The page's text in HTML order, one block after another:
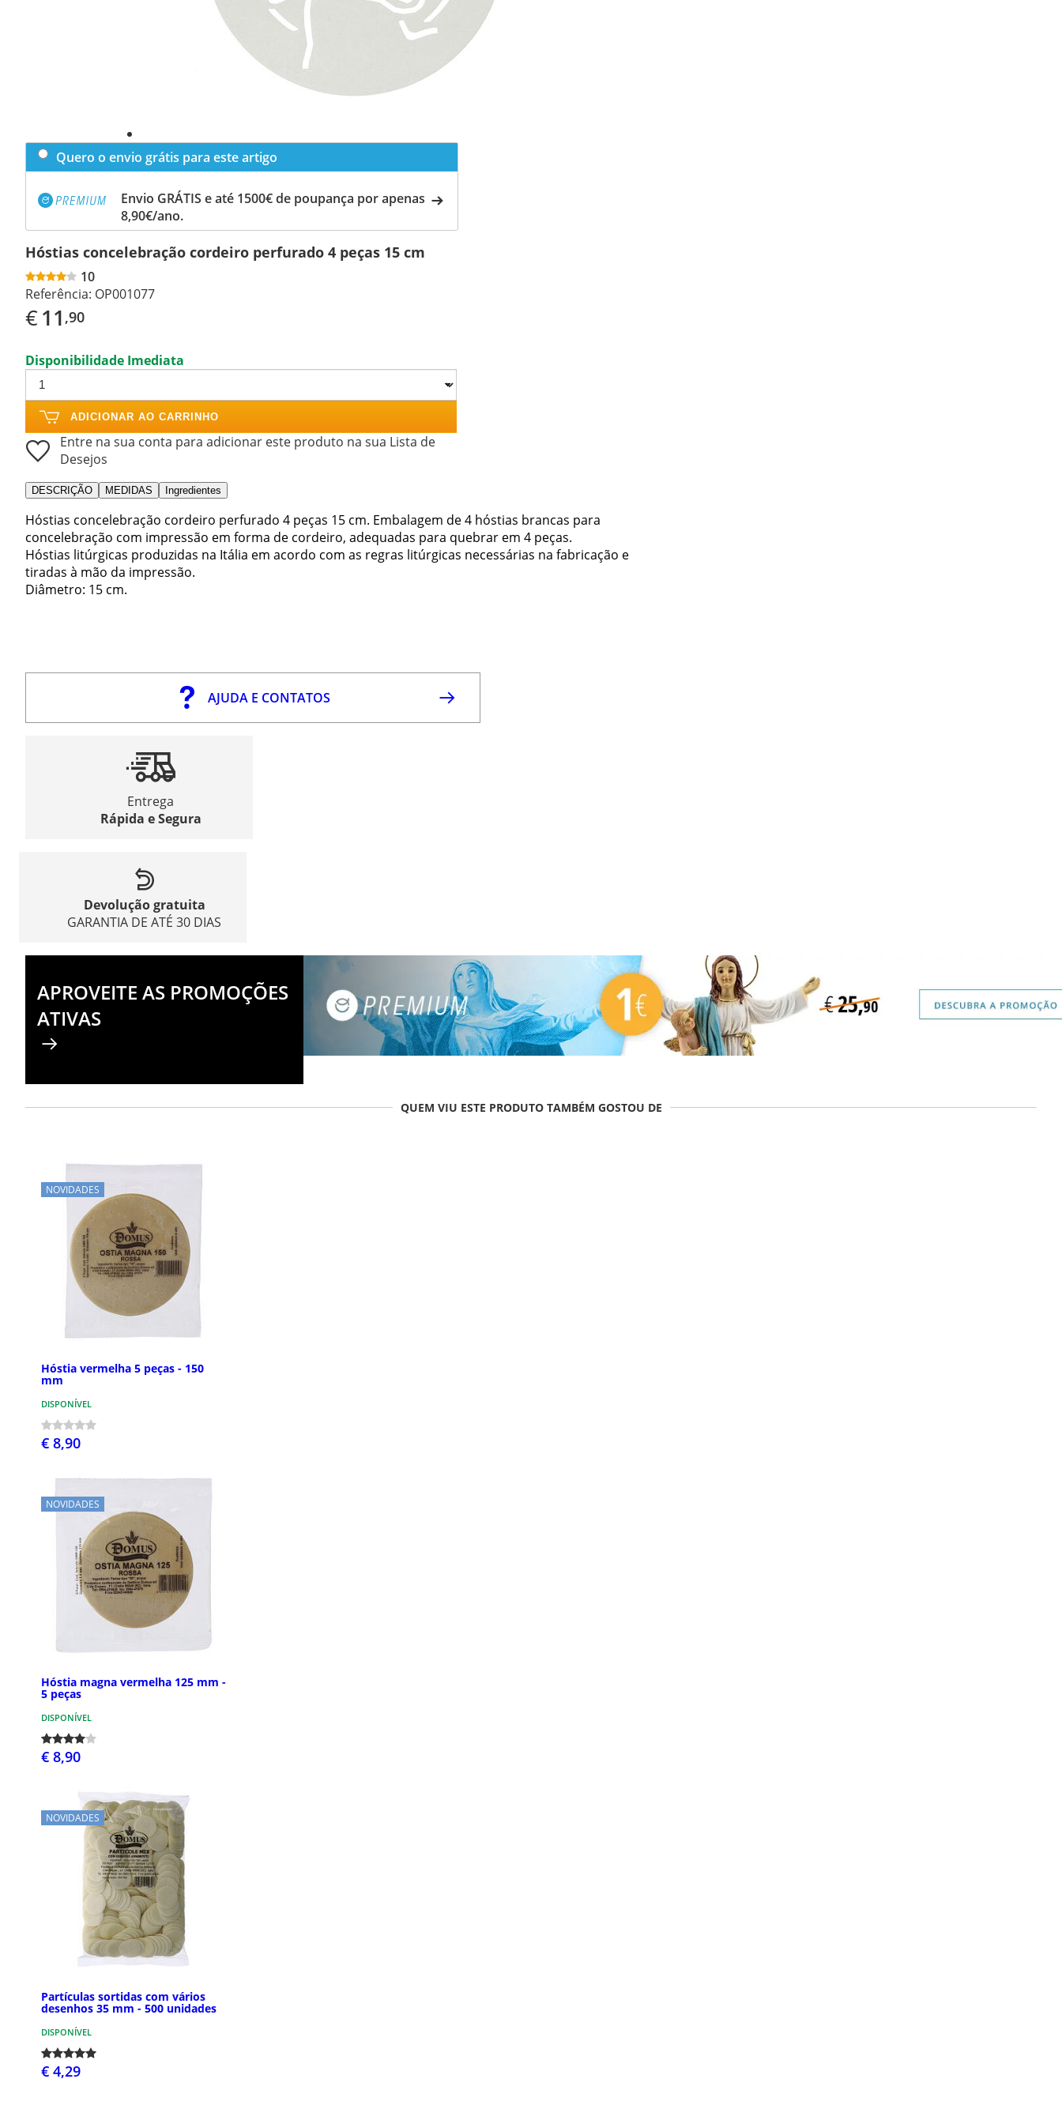
Quero o envio grátis para este artigo
Envio GRÁTIS e até 1500€ de poupança por apenas
8,90€/ano.
Hóstias concelebração cordeiro perfurado 4 peças 15 cm
10
Referência: OP001077
€11 ,90
Disponibilidade Imediata
ADICIONAR AO CARRINHO
Entre na sua conta para adicionar este produto na sua Lista de
Desejos
DESCRIÇÃO MEDIDAS Ingredientes
Hóstias concelebração cordeiro perfurado 4 peças 15 cm. Embalagem de 4 hóstias brancas para
concelebração com impressão em forma de cordeiro, adequadas para quebrar em 4 peças.
Hóstias litúrgicas produzidas na Itália em acordo com as regras litúrgicas necessárias na fabricação e
tiradas à mão da impressão.
Diâmetro: 15 cm.
AJUDA E CONTATOS
Entrega
Rápida e Segura
Devolução gratuita
GARANTIA DE ATÉ 30 DIAS
APROVEITE AS PROMOÇÕES
ATIVAS
QUEM VIU ESTE PRODUTO TAMBÉM GOSTOU DE
NOVIDADES
Hóstia vermelha 5 peças - 150
mm
DISPONÍVEL
€ 8,90
NOVIDADES
Hóstia magna vermelha 125 mm -
5 peças
DISPONÍVEL
€ 8,90
NOVIDADES
Partículas sortidas com vários
desenhos 35 mm - 500 unidades
DISPONÍVEL
€ 4,29